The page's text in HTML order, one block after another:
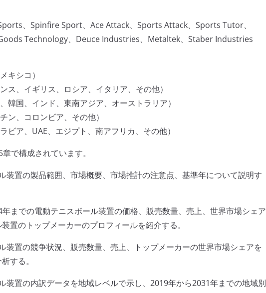
、Spinfire Sport、Ace Attack、Sports Attack、Sports Tutor、
Technology、Deuce Industries、Metaltek、Staber Industries
キシコ）
ス、イギリス、ロシア、イタリア、その他）
韓国、インド、東南アジア、オーストラリア）
ン、コロンビア、その他）
ビア、UAE、エジプト、南アフリカ、その他）
で構成されています。
装置の製品範囲、市場概要、市場推計の注意点、基準年について説明す
までの電動テニスボール装置の価格、販売数量、売上、世界市場シェア
置のトップメーカーのプロフィールを紹介する。
装置の競争状況、販売数量、売上、トップメーカーの世界市場シェアを
する。
装置の内訳データを地域レベルで示し、2019年から2031年までの地域別